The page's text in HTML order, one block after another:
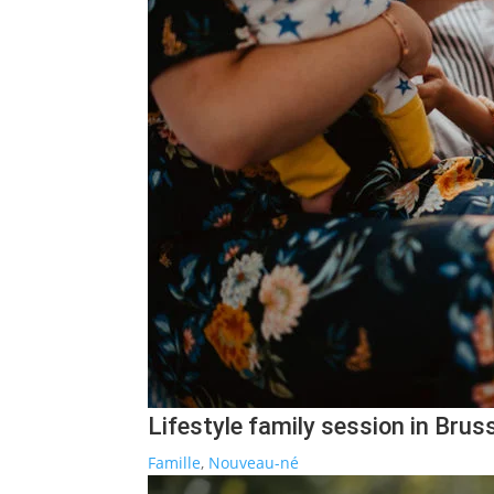
Lifestyle family session in
Famille, Nouveau-né